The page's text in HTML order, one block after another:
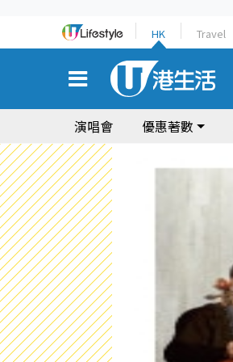
HK Travel
演唱會 優惠著數